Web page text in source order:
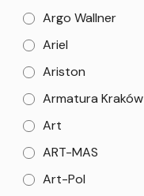
Argo Wallner
Ariel
Ariston
Armatura Kraków
Art
ART-MAS
Art-Pol